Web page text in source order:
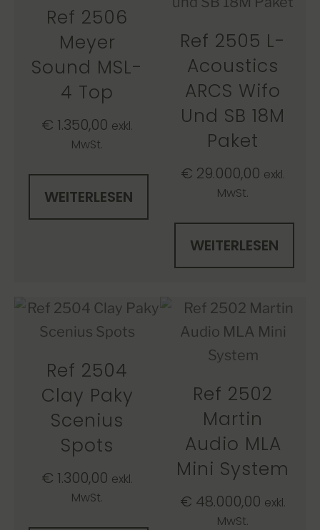
Ref 2506
Meyer
Sound MSL-
4 Top
€ 1.350,00 exkl.
MwSt.
WEITERLESEN
Ref 2505 L-
Acoustics
ARCS Wifo
Und SB 18M
Paket
€ 29.000,00 exkl.
MwSt.
WEITERLESEN
Ref 2504
Clay Paky
Scenius
Spots
€ 1.300,00 exkl.
MwSt.
Ref 2502
Martin
Audio MLA
Mini System
€ 48.000,00 exkl.
MwSt.